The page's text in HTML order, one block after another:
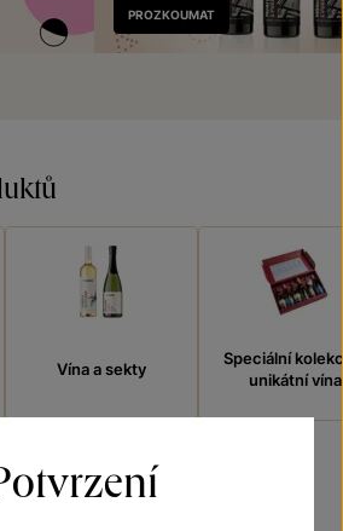
PROZKOUMAT
Vína a sekty
Speciální
unikátní vína
FILTROVAT